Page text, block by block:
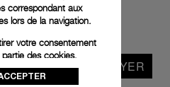
ENVOYER
correspondant aux
lors de la navigation.
votre consentement
des cookies,
» ou consultez notre
pour obtenir plus